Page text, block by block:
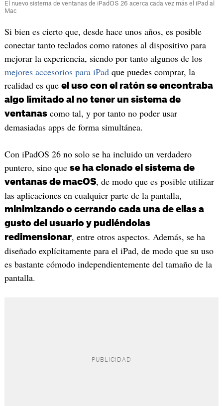
El nuevo sistema de ventanas de iPadOS 26 acerca cada vez más el iPad al
Mac
Si bien es cierto que, desde hace unos años, es posible
conectar tanto teclados como ratones al dispositivo para
mejorar la experiencia, siendo por tanto algunos de los
mejores accesorios para iPadque puedes comprar, la
realidad es que el uso con el ratón se encontraba
algo limitado al no tener un sistema de
ventanascomo tal, y por tanto no poder usar
demasiadas apps de forma simultánea.
Con iPadOS 26 no solo se ha incluido un verdadero
puntero, sino que se ha clonado el sistema de
ventanas de macOS, de modo que es posible utilizar
las aplicaciones en cualquier parte de la pantalla,
minimizando o cerrando cada una de ellas a
gusto del usuario y pudiéndolas
redimensionar, entre otros aspectos. Además, se ha
diseñado explícitamente para el iPad, de modo que su uso
es bastante cómodo independientemente del tamaño de la
pantalla.